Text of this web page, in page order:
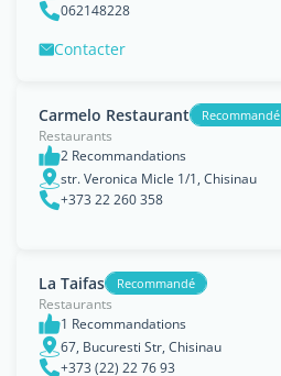
062148228
Contacter
Carmelo Restaurant Recommandé
Restaurants
2 Recommandations
str. Veronica Micle 1/1, Chisinau
+373 22 260 358
La Taifas Recommandé
Restaurants
1 Recommandations
67, Bucuresti Str, Chisinau
+373 (22) 22 76 93